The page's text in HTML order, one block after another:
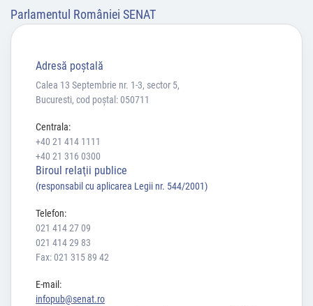
Parlamentul României SENAT
Adresă poştală
Calea 13 Septembrie nr. 1-3, sector 5,
Bucuresti, cod poștal: 050711
Centrala:
+40 21 414 1111
+40 21 316 0300
Biroul relaţii publice
(responsabil cu aplicarea Legii nr. 544/2001)
Telefon:
021 414 27 09
021 414 29 83
Fax: 021 315 89 42
E-mail:
infopub@senat.ro